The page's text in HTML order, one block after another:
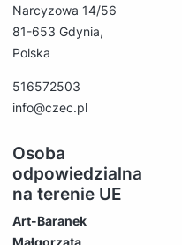
Narcyzowa 14/56
81-653 Gdynia,
Polska
516572503
info@czec.pl
Osoba
odpowiedzialna
na terenie UE
Art-Baranek
Małgorzata